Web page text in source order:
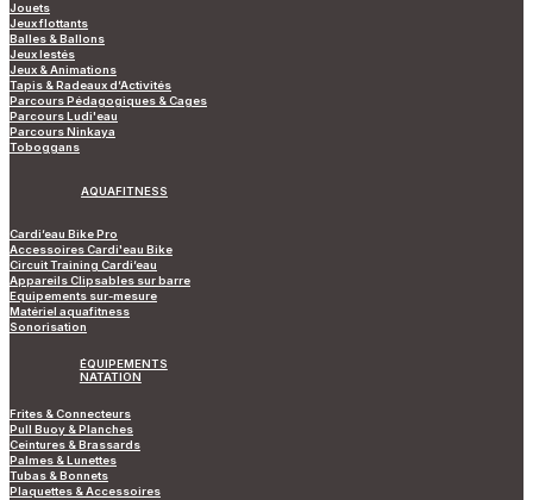
Jouets
Jeux flottants
Balles & Ballons
Jeux lestés
Jeux & Animations
Tapis & Radeaux d’Activités
Parcours Pédagogiques & Cages
Parcours Ludi'eau
Parcours Ninkaya
Toboggans
AQUAFITNESS
Cardi’eau Bike Pro
Accessoires Cardi'eau Bike
Circuit Training Cardi’eau
Appareils Clipsables sur barre
Equipements sur-mesure
Matériel aquafitness
Sonorisation
ÉQUIPEMENTS
NATATION
Frites & Connecteurs
Pull Buoy & Planches
Ceintures & Brassards
Palmes & Lunettes
Tubas & Bonnets
Plaquettes & Accessoires